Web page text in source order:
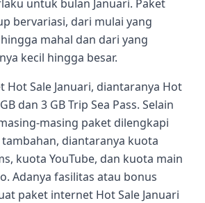
untuk bulan Januari. Paket
bervariasi, dari mulai yang
mahal dan dari yang
kecil hingga besar.
Hot Sale Januari, diantaranya Hot
dan 3 GB Trip Sea Pass. Selain
masing paket dilengkapi
diantaranya kuota
kuota YouTube, dan kuota main
Adanya fasilitas atau bonus
paket internet Hot Sale Januari